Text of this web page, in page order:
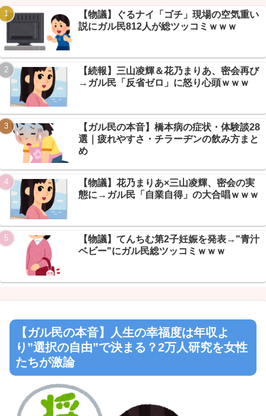
Powered by livedoor 相互RSS
続々でガチ勢が戦慄ｗｗｗ NEW!
【悲報】毒・細菌兵器でハンターハンター王子全滅ｗｗｗ念能力
バトル終了？→毒が最強www
【速報】秋田県、UAE2兆円投資のAIデータセンター誘致へ→県
予算3年分超ｗｗｗ NEW!
【悲報】免許取り立て大学生、AT限定煽るも→40万かけてペーパ
ードライバーだったｗｗｗ NEW!
Powered by livedoor 相互RSS
【物議】ぐるナイ「ゴチ」現場の空気重い
説にガル民812人が総ツッコミｗｗｗ
【続報】三山凌輝＆花乃まりあ、密会再び
→ガル民「反省ゼロ」に怒り心頭ｗｗｗ
【ガル民の本音】橋本病の症状・体験談28
選｜疲れやすさ・チラーヂンの飲み方まと
め
【物議】花乃まりあ×三山凌輝、密会の実
態に→ガル民「自業自得」の大合唱ｗｗｗ
【物議】てんちむ第2子妊娠を発表→"青汁
ベビー"にガル民総ツッコミｗｗｗ
【ガル民の本音】人生の幸福度は年収よ
り”選択の自由”で決まる？2万人研究を女性
たちが激論